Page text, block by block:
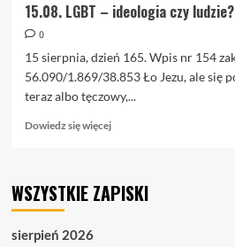
15.08. LGBT – ideologia czy ludzie?
0
15 sierpnia, dzień 165. Wpis nr 154
56.090/1.869/38.853 Ło Jezu, ale się
teraz albo tęczowy,...
Dowiedz się więcejDowiedz
15.08.
WSZYSTKIE ZAPISKI
sierpień 2026